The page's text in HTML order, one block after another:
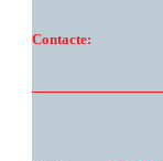
Contacte: